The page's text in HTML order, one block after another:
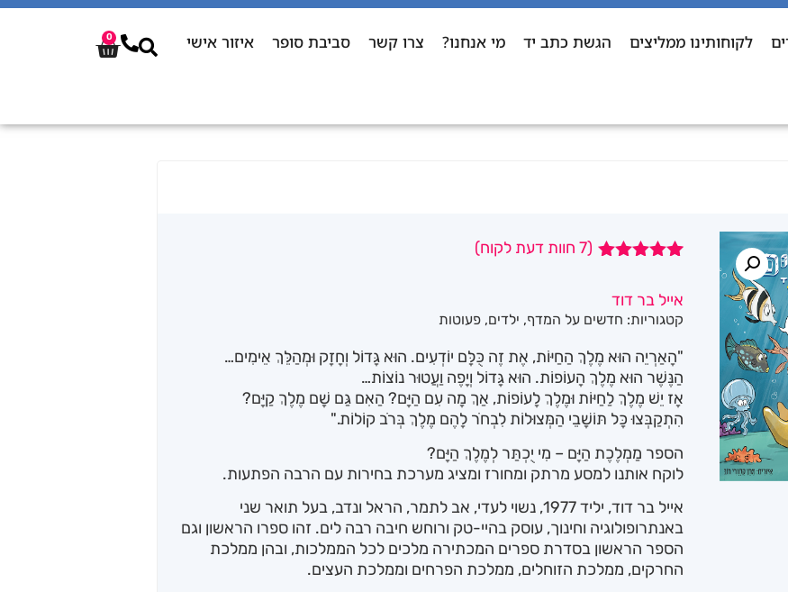
לקוחותינו ממליצים הגשת כתב יד מי אנחנו? צרו קשר סביבת סופר איזור אישי 0
מבוסס על
דירוגים של
(
7 חוות דעת לקוח)
אייל בר דוד
קטגוריות: חדשים על המדף, ילדים, פעוטות
"הָאַרְיֵה הוּא מֶלֶךְ הַחַיּוֹת, אֶת זֶה כֻּלָּם יוֹדְעִים. הוּא גָּדוֹל וְחָזָק וּמְהַלֵּךְ אֵימִים…
הַנֶּשֶׁר הוּא מֶלֶךְ הָעוֹפוֹת. הוּא גָּדוֹל וְיָפֶה וַעֲטוּר נוֹצוֹת…
אָז יֵשׁ מֶלֶךְ לַחַיּוֹת וּמֶלֶךְ לָעוֹפוֹת, אַךְ מָה עִם הַיָּם? הַאִם גַּם שָׁם מֶלֶךְ קַיָּם?
הִתְקַבְּצוּ כָּל תּוֹשָׁבֵי הַמְּצוּלוֹת לִבְחֹר לָהֶם מֶלֶךְ בְּרֹב קוֹלוֹת."
הספר מַמְלֶכֶת הַיָּם – מִי יֻכְתַּר לְמֶלֶךְ הַיָּם?
לוקח אותנו למסע מרתק ומחורז ומציג מערכת בחירות עם הרבה הפתעות.
אייל בר דוד, יליד 1977, נשוי לעדי, אב לתמר, הראל ונדב, בעל תואר שני
באנתרופולוגיה וחינוך, עוסק בהיי-טק ורוחש חיבה רבה לים. זהו ספרו הראשון וגם
הספר הראשון בסדרת ספרים המכתירה מלכים לכל הממלכות, ובהן ממלכת
החרקים, ממלכת הזוחלים, ממלכת הפרחים וממלכת העצים.